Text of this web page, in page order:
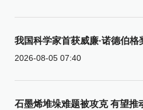
我国科学家首获威廉·诺德伯格
2026-08-05 07:40
石墨烯堆垛难题被攻克 有望推